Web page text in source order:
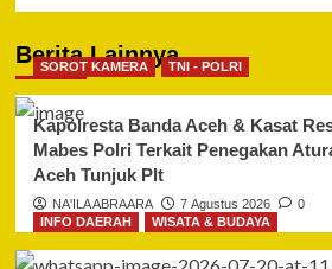
Berita Lainnya
SOROT KAMERA TNI - POLRI
Kapolresta Banda Aceh & Kasat
Mabes Polri Terkait Penegakan
Aceh Tunjuk Plt
NA'ILA ABRAARA 7 Agustus 2026
0
INFO DAERAH
WISATA & BUDAYA